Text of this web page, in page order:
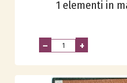
1 elementi in
– +